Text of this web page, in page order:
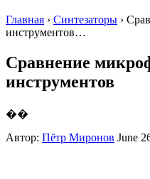
Главная › Синтезаторы ›
инструментов…
Сравнение
инструментов
��
Автор: Пётр Миронов June